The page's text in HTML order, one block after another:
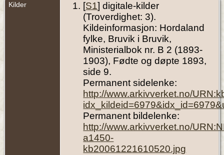
Kilder [S1] digitale-kilder
(Troverdighet: 3).
Kildeinformasjon: Hordaland
fylke, Bruvik i Bruvik,
Ministerialbok nr. B 2 (1893-
1903), Fødte og døpte 1893,
side 9.
Permanent sidelenke:
http://www.arkivverket.no/
Permanent bildelenke:
http://www.arkivverket.no/
a1450-
kb20061221610520.jpg